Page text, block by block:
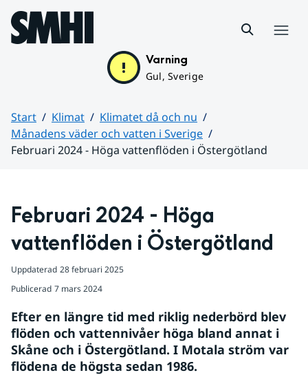
Hoppa till sidans innehåll
Varning
Gul, Sverige
Start Klimat
Klimatet då och nu
Månadens väder och vatten i Sverige
Februari 2024 - Höga vattenflöden i Östergötland
Februari 2024 - Höga
vattenflöden i Östergötland
Uppdaterad 28 februari 2025
Publicerad 7 mars 2024
Efter en längre tid med riklig nederbörd blev
flöden och vattennivåer höga bland annat i
Skåne och i Östergötland. I Motala ström var
flödena de högsta sedan 1986.